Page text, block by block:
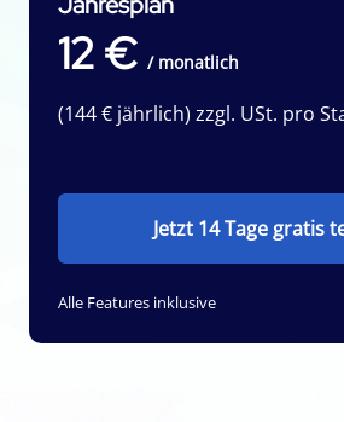
12 € / monatlich
(144 € jährlich) zzgl. USt. pro
Jetzt 14 Tage gratis
Alle Features inklusive